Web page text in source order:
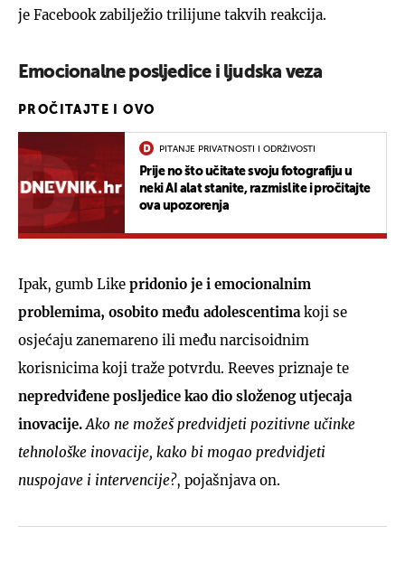
je Facebook zabilježio trilijune takvih reakcija.
Emocionalne posljedice i ljudska veza
PROČITAJTE I OVO
PITANJE PRIVATNOSTI I ODRŽIVOSTI
Prije no što učitate svoju fotografiju u
neki AI alat stanite, razmislite i pročitajte
ova upozorenja
Ipak, gumb Like pridonio je i emocionalnim
problemima, osobito među adolescentima koji se
osjećaju zanemareno ili među narcisoidnim
korisnicima koji traže potvrdu. Reeves priznaje te
nepredviđene posljedice kao dio složenog utjecaja
inovacije. Ako ne možeš predvidjeti pozitivne učinke
tehnološke inovacije, kako bi mogao predvidjeti
nuspojave i intervencije?, pojašnjava on.